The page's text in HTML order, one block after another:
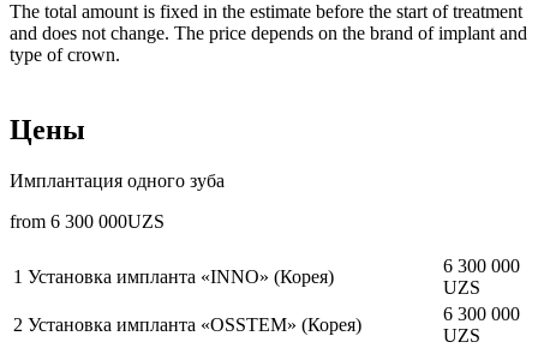
The total amount is fixed in the estimate before the start of treatment
and does not change. The price depends on the brand of implant and
type of crown.
Цены
Имплантация одного зуба
from 6 300 000UZS
1 Установка импланта «INNO» (Корея)
6 300 000
UZS
2 Установка импланта «OSSTEM» (Корея)
6 300 000
UZS